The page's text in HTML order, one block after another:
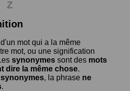
Z
mot qui a la même
mot, ou une signification
synonymes sont des mots
dire la même chose.
synonymes, la phrase ne
.